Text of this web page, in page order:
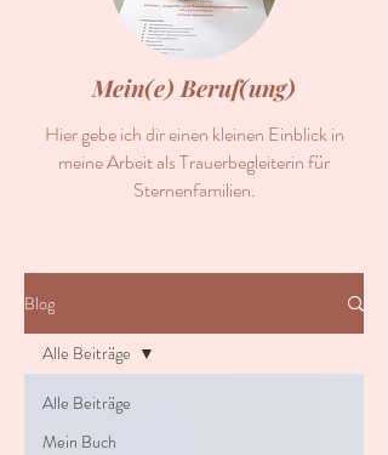
Mein(e) Beruf(ung)
Hier gebe ich dir einen kleinen Einblick in
meine Arbeit als Trauerbegleiterin für
Sternenfamilien.
Blog
Alle Beiträge
Mein Buch
Alle Beiträge